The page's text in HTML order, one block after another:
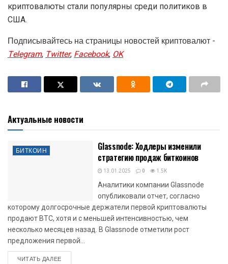
криптовалюты стали популярны среди политиков в
США.
Подписывайтесь на страницы новостей криптовалют -
Telegram,Twitter,Facebook,OK
Актуальные новости
БИТКОИН
Glassnode: Ходлеры изменили
стратегию продаж биткоинов
13.01.2025 0 1.5K
Аналитики компании Glassnode
опубликовали отчет, согласно
которому долгосрочные держатели первой криптовалюты
продают BTC, хотя и с меньшей интенсивностью, чем
несколько месяцев назад. В Glassnode отметили рост
предложения первой...
ЧИТАТЬ ДАЛЕЕDETAILS